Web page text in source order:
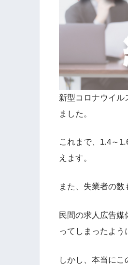
新型コロナウイル
ました。
これまで、1.4～
えます。
また、失業者の数
民間の求人広告
ってしまったよう
しかし、本当に